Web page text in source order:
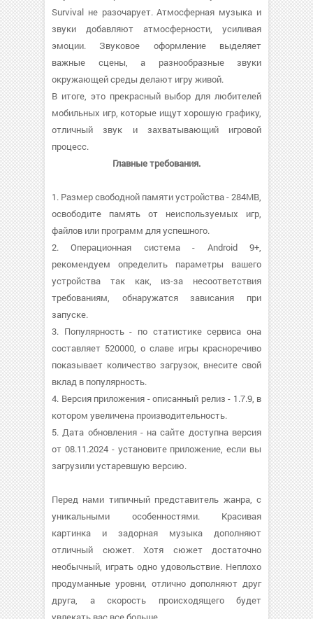
Survival не разочарует. Атмосферная музыка и
звуки добавляют атмосферности, усиливая
эмоции. Звуковое оформление выделяет
важные сцены, а разнообразные звуки
окружающей среды делают игру живой.
В итоге, это прекрасный выбор для любителей
мобильных игр, которые ищут хорошую графику,
отличный звук и захватывающий игровой
процесс.
Главные требования.
1. Размер свободной памяти устройства - 284MB,
освободите память от неиспользуемых игр,
файлов или программ для успешного.
2. Операционная система - Android 9+,
рекомендуем определить параметры вашего
устройства так как, из-за несоответствия
требованиям, обнаружатся зависания при
запуске.
3. Популярность - по статистике сервиса она
составляет 520000, о cлаве игры красноречиво
показывает количество загрузок, внесите свой
вклад в популярность.
4. Версия приложения - описанный релиз - 1.7.9, в
котором увеличена производительность.
5. Дата обновления - на сайте доступна версия
от 08.11.2024 - установите приложение, если вы
загрузили устаревшую версию.
Перед нами типичный представитель жанра, с
уникальными особенностями. Красивая
картинка и задорная музыка дополняют
отличный сюжет. Хотя сюжет достаточно
необычный, играть одно удовольствие. Неплохо
продуманные уровни, отлично дополняют друг
друга, а скорость происходящего будет